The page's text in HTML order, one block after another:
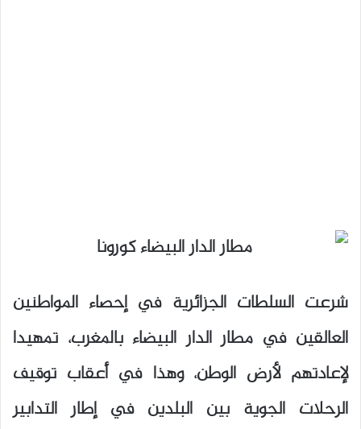
شرعت السلطات الجزائرية في إحصاء المواطنين
العالقين في مطار الدار البيضاء بالمغرب، تمهيدا
لإعادتهم لأرض الوطن، وهذا في أعقاب توقيف
الرحلات الجوية بين البلدين في إطار التدابير